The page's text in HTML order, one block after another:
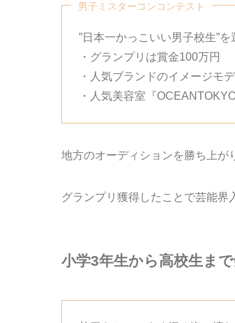
男子ミスターコンコンテスト
”日本一かっこいい男子校生”を
・グランプリは賞金100万円
・人気ブランドのイメージモ
・人気美容室『
地方のオーディションを勝ち上が
グランプリ獲得したことで芸能界
小学3年生から高校生ま